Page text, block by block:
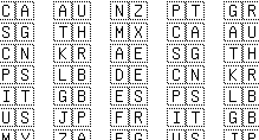
🇦🇺 🇳🇿 🇵🇹
🇹🇭 🇲🇽 🇨🇦
🇰🇷 🇦🇪 🇸🇬
🇱🇧 🇩🇪 🇨🇳
🇬🇧 🇪🇸 🇵🇸
🇯🇵 🇫🇷 🇮🇹